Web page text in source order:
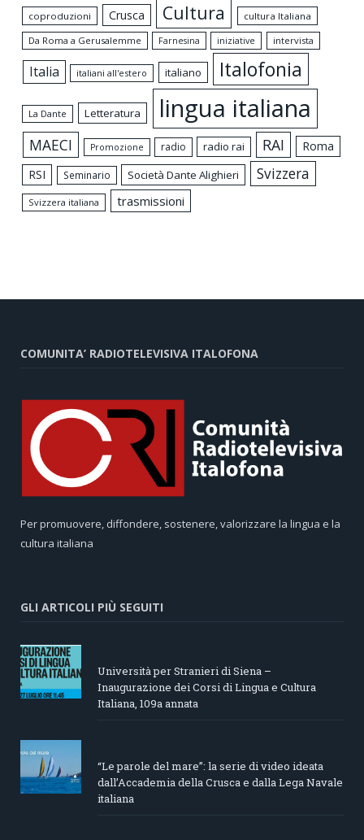
coproduzioni Crusca Cultura
cultura Italiana
Da Roma a Gerusalemme
Farnesina iniziative intervista
Italia italiani all'estero italiano Italofonia
La Dante Letteratura lingua italiana
MAECI Promozione radio radio rai RAI
Roma
RSI
Seminario Società Dante Alighieri Svizzera
Svizzera italiana trasmissioni
COMUNITA’ RADIOTELEVISIVA ITALOFONA
Per promuovere, diffondere, sostenere, valorizzare la lingua e la
cultura italiana
GLI ARTICOLI PIÙ SEGUITI
Università per Stranieri di Siena –
Inaugurazione dei Corsi di Lingua e Cultura
Italiana, 109a annata
“Le parole del mare”: la serie di video ideata
dall’Accademia della Crusca e dalla Lega Navale
italiana